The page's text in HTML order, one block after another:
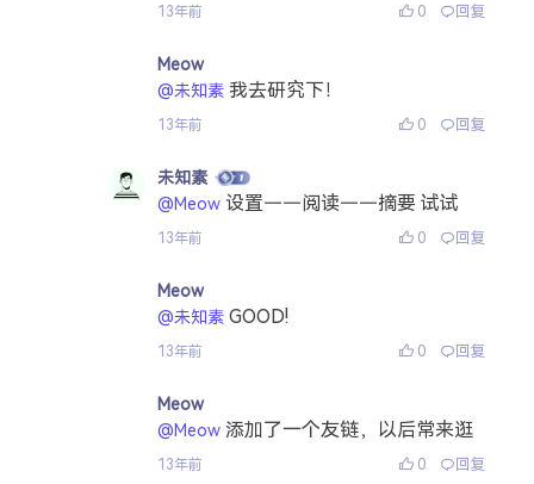
13年前 0 回复
Meow
@未知素 我去研究下！
13年前 0 回复
未知素
@Meow 设置——阅读——摘要 试试
13年前 0 回复
Meow
@未知素 GOOD!
13年前 0 回复
Meow
@Meow 添加了一个友链，以后常来逛
13年前 0 回复